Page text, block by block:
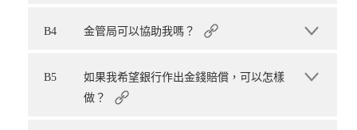
B4 金管局可以協助我嗎？
B5
如果我希望銀行作出金錢賠償，可以怎樣
做？